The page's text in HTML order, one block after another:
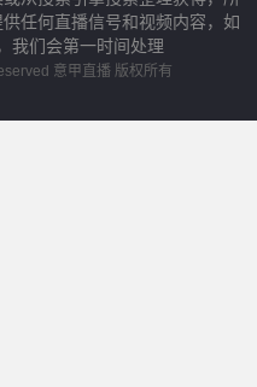
任何直播信号和视频内容，如
我们会第一时间处理
意甲直播 版权所有